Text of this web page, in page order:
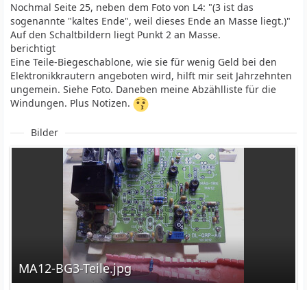
Nochmal Seite 25, neben dem Foto von L4: "(3 ist das
sogenannte "kaltes Ende", weil dieses Ende an Masse liegt.)"
Auf den Schaltbildern liegt Punkt 2 an Masse.
berichtigt
Eine Teile-Biegeschablone, wie sie für wenig Geld bei den
Elektronikkrautern angeboten wird, hilft mir seit Jahrzehnten
ungemein. Siehe Foto. Daneben meine Abzählliste für die
Windungen. Plus Notizen.
Bilder
MA12-BG3-Teile.jpg